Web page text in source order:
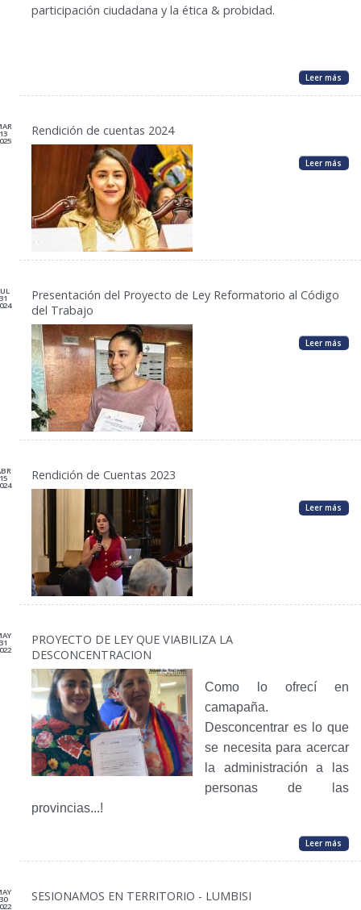
participación ciudadana y la ética & probidad.
Leer más
13 Rendición de cuentas 2024
Leer más
31
Presentación del Proyecto de Ley Reformatorio al Código
del Trabajo
Leer más
15 Rendición de Cuentas 2023
Leer más
31
PROYECTO DE LEY QUE VIABILIZA LA
DESCONCENTRACION
Como lo ofrecí en
camapaña.
Desconcentrar es lo que
se necesita para acercar
la administración a las
personas de las
provincias...!
Leer más
30 SESIONAMOS EN TERRITORIO - LUMBISI